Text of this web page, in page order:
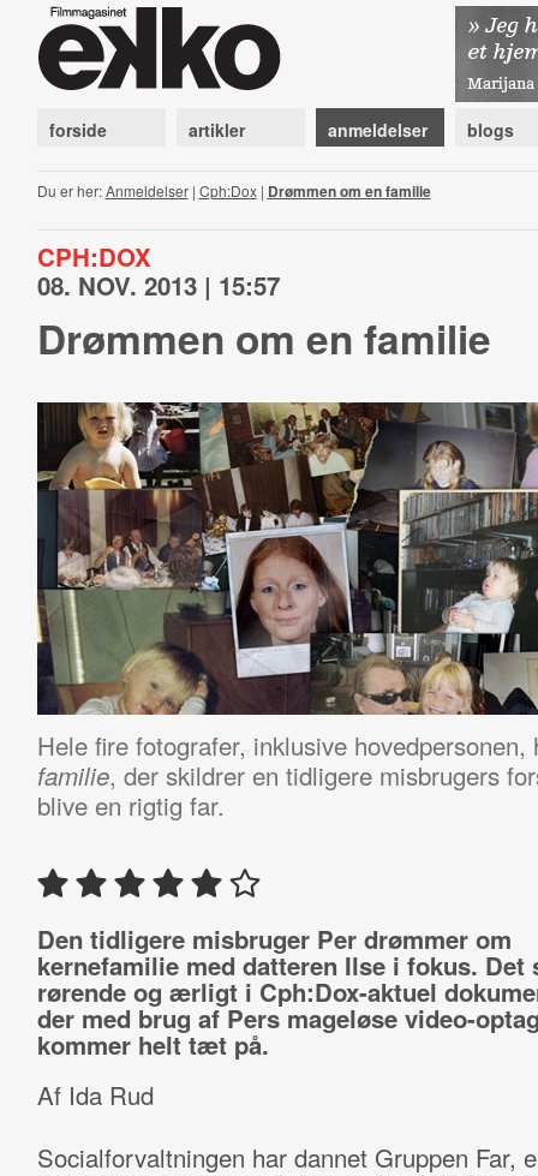
forside artikler anmeldelser blogs
Du er her:Anmeldelser| Cph:Dox| Drømmen om en familie
CPH:DOX
08. NOV. 2013 | 15:57
Drømmen om en familie
Hele fire fotografer, inklusive
familie, der skildrer en tidligere misbrugers
blive en rigtig far.
Den tidligere misbruger Per drømmer om
kernefamilie med datteren Ilse i fokus. Det
rørende og ærligt i Cph:Dox-aktuel
der med brug af Pers mageløse video-
kommer helt tæt på.
Af Ida Rud
Socialforvaltningen har dannet Gruppen Far,